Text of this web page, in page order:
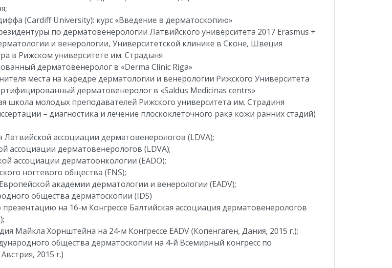
(Cardiff University): курс «Введение в дерматоскопию»
по дерматовенерологии Латвийского университета 2017 Erasmus +
и венерологии, Университетскoй клиникe в Сконе, Швеция
в Рижском университете им. Страдыня
дерматовенеролог в «Derma Clinic Riga»
места на кафедре дерматологии и венерологии Рижского Университета
дерматовенеролог в «Saldus Medicinas centrs»
школа молодых преподавателей Рижского университета им. Страдиня
– диагностика и лечение плоскоклеточного рака кожи ранних стадий)
Латвийской ассоциации дерматовенерологов (LDVA);
ассоциации дерматовенерологов (LDVA);
ассоциации дерматоонкологии (EADO);
ногтевого общества (ENS);
академии дерматологии и венерологии (EADV);
общества дерматоскопии (IDS)
на 16-м Конгрессе Балтийская ассоциация дерматовенерологов
Майкла Хорнштейна на 24-м Конгрессе EADV (Копенгаген, Дания, 2015 г.);
общества дерматоскопии на 4-й Всемирный конгресс по
2015 г.)